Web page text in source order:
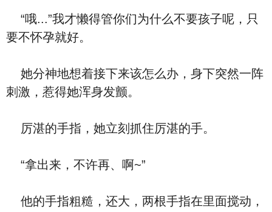
“哦...”我才懒得管你们为什么不要孩子呢，只
要不怀孕就好。
她分神地想着接下来该怎么办，身下突然一阵
刺激，惹得她浑身发颤。
厉湛的手指，她立刻抓住厉湛的手。
“拿出来，不许再、啊~”
他的手指粗糙，还大，两根手指在里面搅动，